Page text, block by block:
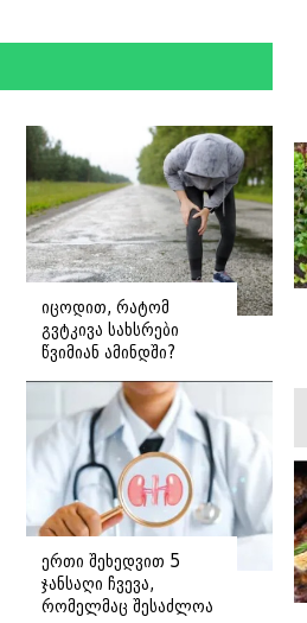
იცოდით, რატომ
გვტკივა სახსრები
წვიმიან ამინდში?
ერთი შეხედვით 5
ჯანსაღი ჩვევა,
რომელმაც შესაძლოა